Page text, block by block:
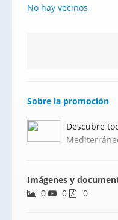
No hay vecinos
Sobre la promoción
Descubre
dormitorios
dimensión
Imágenes y
0
0 0